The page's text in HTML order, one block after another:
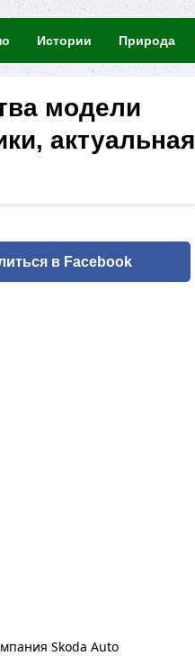
Истории Природа
модели
актуальная
в Facebook
Skoda Auto